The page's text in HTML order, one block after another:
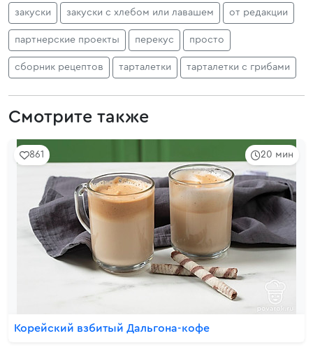
закуски закуски с хлебом или лавашем от редакции
партнерские проекты перекус просто
сборник рецептов тарталетки тарталетки с грибами
Смотрите также
20 мин
861
Корейский взбитый Дальгона-кофе